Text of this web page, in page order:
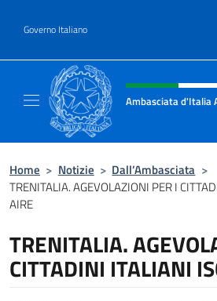
Governo Italiano
Intestazione sito,
Ambasciata d'Italia
Home > Notizie > Dall’Ambasciata >
TRENITALIA. AGEVOLAZIONI PER I
AIRE
TRENITALIA.
CITTADINI ITALIANI